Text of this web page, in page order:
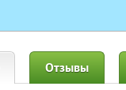
Отзывы